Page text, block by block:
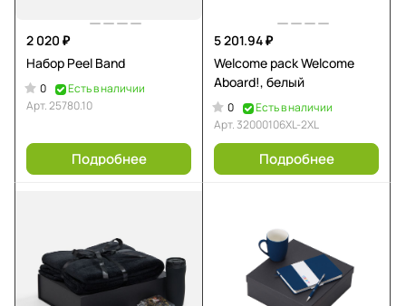
2 020 ₽
Набор Peel Band
0
Есть в наличии
Арт.25780.10
Подробнее
5 201.94 ₽
Welcome pack Welcome
Aboard!, белый
0
Есть в наличии
Арт.32000106XL-2XL
Подробнее